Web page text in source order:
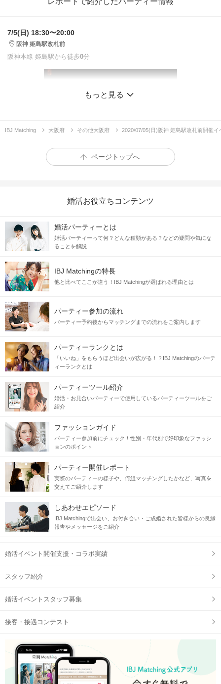
7/5(日) 18:30〜20:00
阪神 姫島駅改札前
阪神本線 姫島駅から徒歩0分
【同年代の皆様で♡】手持ち花火コン in 淀川河川敷
連絡先の交換OK！ New！新企画
企画詳細
手持ち花火コン in
＼同年代で開催／
男性:28歳～39歳位
□■当日の流れ ■□
【まずはゆっくり自己紹介】
お話ししながらお散歩♪
たっぷりお時間を設けております♡
【現地に到着！みんなで手持ち花火大会♪】
手持ち花火のセットは全てご用意いたします！
色とりどりの花火にうっとり♡
【連絡先交換が自由】
当日の流れ
STEP1 受付開始
もっと見る
IBJ Matching 大阪府 その他大阪府 2020/07/05(日)阪神 姫島駅改札前開催イ
ページトップへ
婚活お役立ちコンテンツ
婚活パーティーとは
婚活パーティーって何？どんな種類がある？などの疑問や気にな
ることを解説
IBJ Matchingの特長
他と比べてここが違う！IBJ Matchingが選ばれる理由とは
パーティー参加の流れ
パーティー予約後からマッチングまでの流れをご案内します
パーティーランクとは
「いいね」をもらうほど出会いが広がる！？IBJ Matchingのパーテ
ィーランクとは
パーティーツール紹介
婚活・お見合いパーティーで使用しているパーティーツールをご
紹介
ファッションガイド
パーティー参加前にチェック！性別・年代別で好印象なファッシ
ョンのポイント
パーティー開催レポート
実際のパーティーの様子や、何組マッチングしたかなど、写真を
交えてご紹介します
しあわせエピソード
IBJ Matchingで出会い、お付き合い・ご成婚された皆様からの良縁
報告やメッセージをご紹介
婚活イベント開催支援・コラボ実績
スタッフ紹介
婚活イベントスタッフ募集
接客・接遇コンテスト